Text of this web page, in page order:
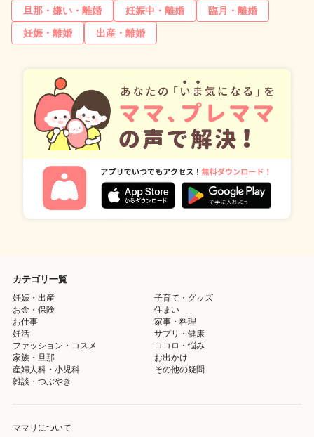
旦那・嫌い・離婚 妊娠中・離婚
臨月・離婚
妊娠・離婚
出産・離婚
カテゴリ一覧
妊娠・出産
子育て・グッズ
お金・保険
住まい
お仕事
家事・料理
妊活
サプリ・健康
ファッション・コスメ
ココロ・悩み
家族・旦那
お出かけ
産婦人科・小児科
その他の疑問
雑談・つぶやき
ママリについて